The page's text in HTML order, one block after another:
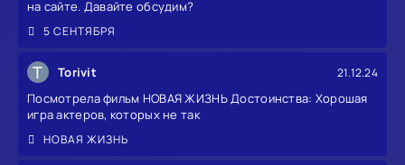
на сайте. Давайте обсудим?
5 СЕНТЯБРЯ
T Torivit 21.12.24
Посмотрела фильм НОВАЯ ЖИЗНЬ Достоинства: Хорошая
игра актеров, которых не так
НОВАЯ ЖИЗНЬ